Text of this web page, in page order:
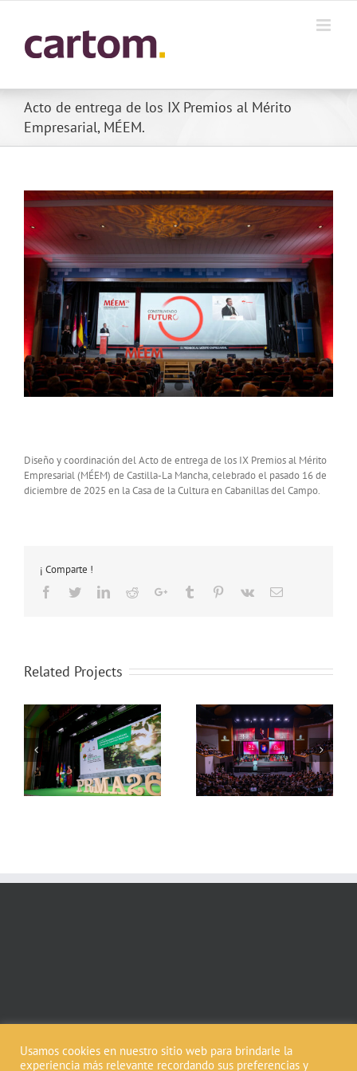
content
Acto de entrega de los IX Premios al Mérito
Empresarial, MÉEM.
View
Larger
Image
Diseño y coordinación del Acto de entrega de los IX Premios al Mérito
Empresarial (MÉEM) de Castilla-La Mancha, celebrado el pasado 16 de
diciembre de 2025 en la Casa de la Cultura en Cabanillas del Campo.
¡ Comparte !
Facebook
TwitterLinkedIn
RedditGoogle+Tumblr Pinterest
Vk Email
Related Projects
Día de la región de
Castilla-La Mancha 2026
Día Mundial del Agua
Castilla-La Mancha 2026
Usamos cookies en nuestro sitio web para brindarle la
experiencia más relevante recordando sus preferencias y